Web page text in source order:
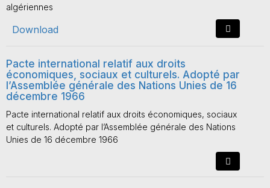
algériennes
Download
Pacte international relatif aux droits
économiques, sociaux et culturels. Adopté par
l’Assemblée générale des Nations Unies de 16
décembre 1966
Pacte international relatif aux droits économiques, sociaux
et culturels. Adopté par l’Assemblée générale des Nations
Unies de 16 décembre 1966